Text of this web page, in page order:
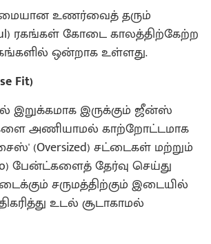
உணர்வைத் தரும்
ரகங்கள் கோடை காலத்திற்கேற்ற
ஒன்றாக உள்ளது.
Fit)
இறுக்கமாக இருக்கும் ஜீன்ஸ்
அணியாமல் காற்றோட்டமாக
(Oversized) சட்டைகள் மற்றும்
பேன்ட்களைத் தேர்வு செய்து
சருமத்திற்கும் இடையில்
உடல் சூடாகாமல்